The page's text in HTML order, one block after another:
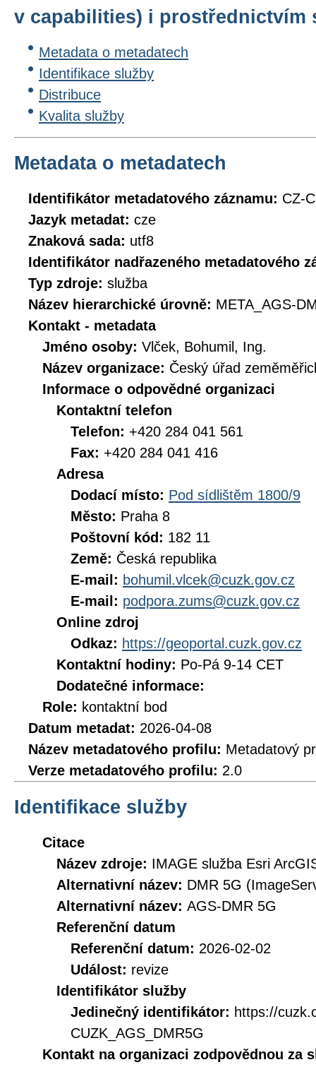
v capabilities) i prostřednictvím
Metadata o metadatech
Identifikace služby
Distribuce
Kvalita služby
Metadata o metadatech
Identifikátor metadatového záznamu: CZ-
Jazyk metadat: cze
Znaková sada: utf8
Identifikátor nadřazeného metadatového
Typ zdroje: služba
Název hierarchické úrovně: META_AGS-
Kontakt - metadata
Jméno osoby: Vlček, Bohumil, Ing.
Název organizace: Český úřad
Informace o odpovědné organizaci
Kontaktní telefon
Telefon: +420 284 041 561
Fax: +420 284 041 416
Adresa
Dodací místo: Pod sídlištěm 1800/9
Město: Praha 8
Poštovní kód: 182 11
Země: Česká republika
E-mail: bohumil.vlcek@cuzk.gov.cz
E-mail: podpora.zums@cuzk.gov.cz
Online zdroj
Odkaz: https://geoportal.cuzk.gov.cz
Kontaktní hodiny: Po-Pá 9-14 CET
Dodatečné informace:
Role: kontaktní bod
Datum metadat: 2026-04-08
Název metadatového profilu: Metadatový
Verze metadatového profilu: 2.0
Identifikace služby
Citace
Název zdroje: IMAGE služba Esri
Alternativní název: DMR 5G
Alternativní název: AGS-DMR 5G
Referenční datum
Referenční datum: 2026-02-02
Událost: revize
Identifikátor služby
Jedinečný identifikátor: https://
CUZK_AGS_DMR5G
Kontakt na organizaci zodpovědnou za